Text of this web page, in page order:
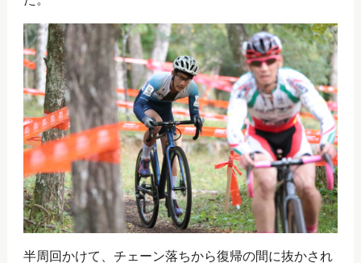
半周回かけて、チェーン落ちから復帰の間に抜かされ